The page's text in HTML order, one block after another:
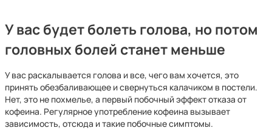
У вас будет болеть голова, но потом
головных болей станет меньше
У вас раскалывается голова и все, чего вам хочется, это
принять обезбаливающее и свернуться калачиком в постели.
Нет, это не похмелье, а первый побочный эффект отказа от
кофеина. Регулярное употребление кофеина вызывает
зависимость, отсюда и такие побочные симптомы.